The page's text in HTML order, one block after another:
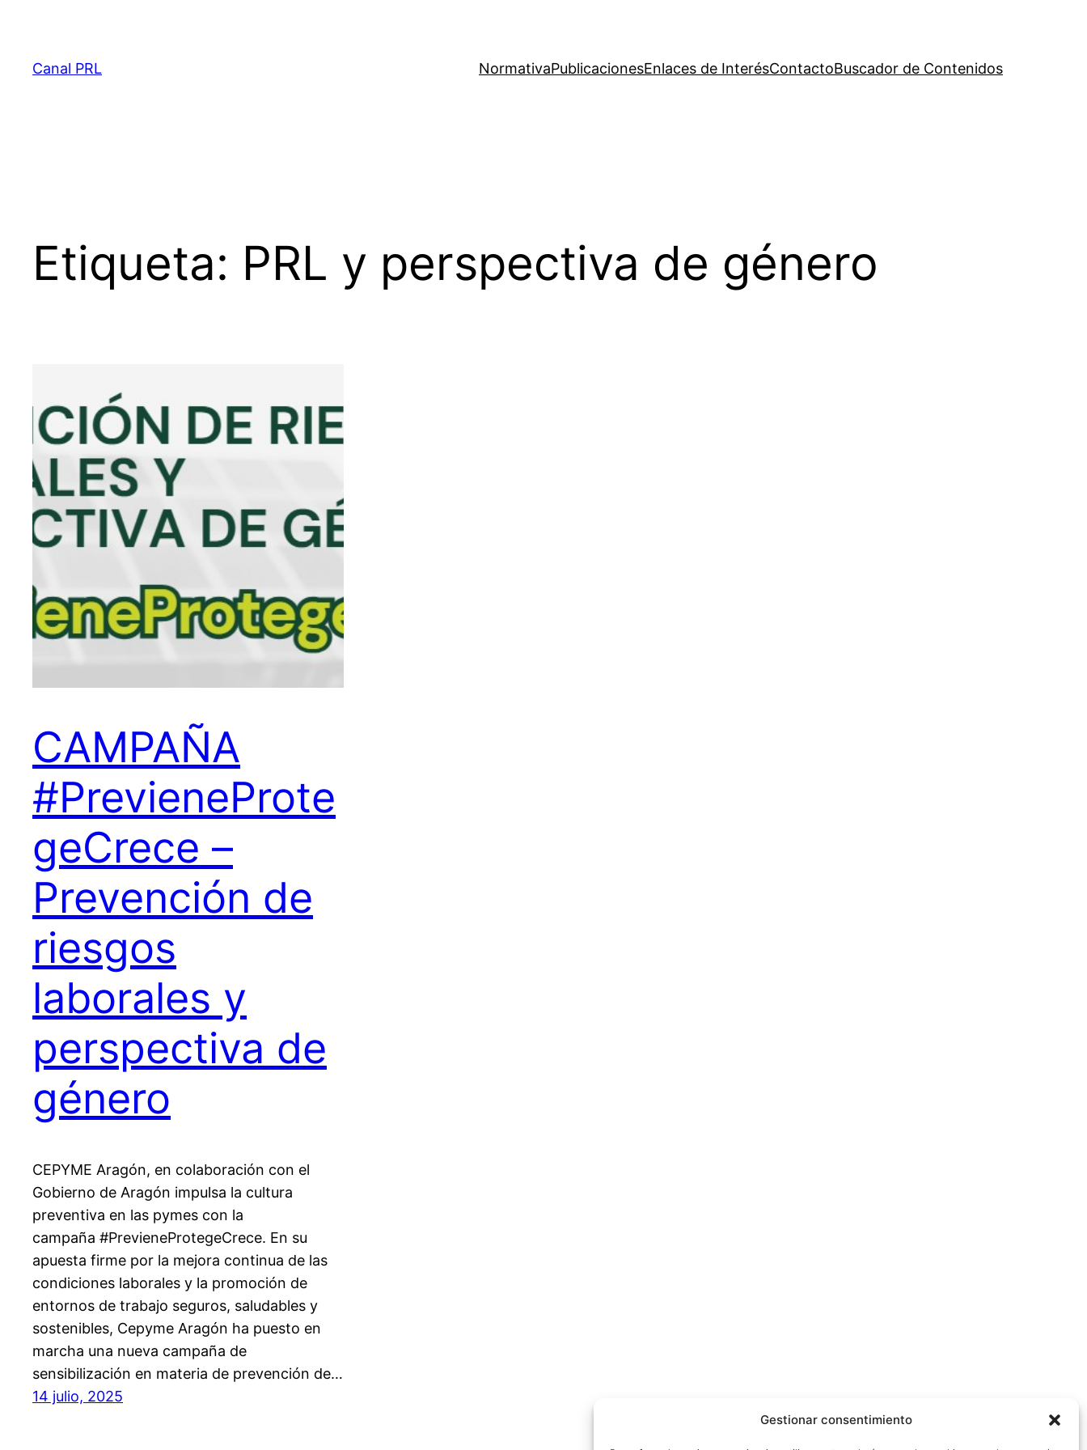
Gestionar consentimiento
contenido
Canal PRL NormativaPublicacionesEnlaces de InterésContactoBuscador de Contenidos
Etiqueta: PRL y perspectiva de género
CAMPAÑA
#PrevieneProte
geCrece –
Prevención de
riesgos
laborales y
perspectiva de
género
CEPYME Aragón, en colaboración con el
Gobierno de Aragón impulsa la cultura
preventiva en las pymes con la
campaña #PrevieneProtegeCrece. En su
apuesta firme por la mejora continua de las
condiciones laborales y la promoción de
entornos de trabajo seguros, saludables y
sostenibles, Cepyme Aragón ha puesto en
marcha una nueva campaña de
sensibilización en materia de prevención de…
14 julio, 2025